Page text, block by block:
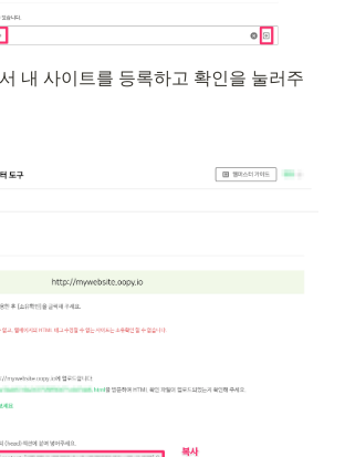
내 사이트를 등록하고 확인을 눌러주